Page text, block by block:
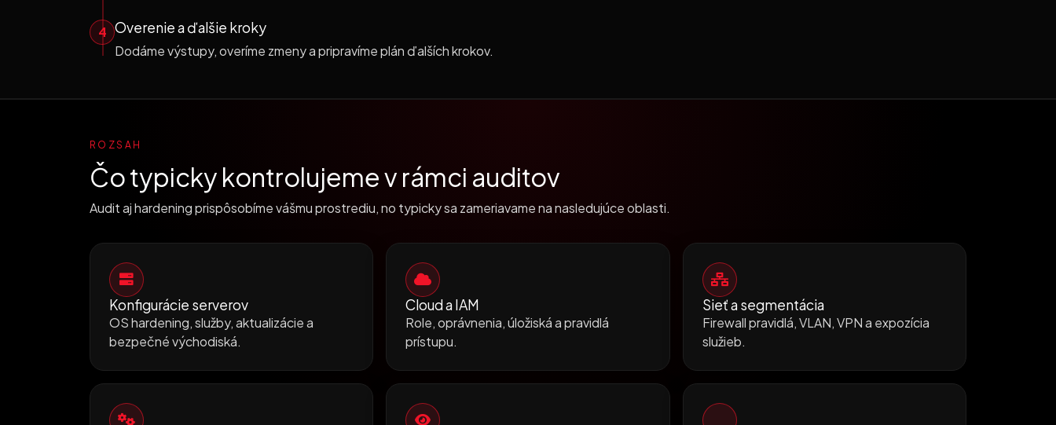
4 Overenie a ďalšie kroky
Dodáme výstupy, overíme zmeny a pripravíme plán ďalších krokov.
ROZSAH
Čo typicky kontrolujeme v rámci auditov
Audit aj hardening prispôsobíme vášmu prostrediu, no typicky sa zameriavame na nasledujúce oblasti.
Konfigurácie serverov
OS hardening, služby, aktualizácie a
bezpečné východiská.
Cloud a IAM
Role, oprávnenia, úložiská a pravidlá
prístupu.
Sieť a segmentácia
Firewall pravidlá, VLAN, VPN a expozícia
služieb.